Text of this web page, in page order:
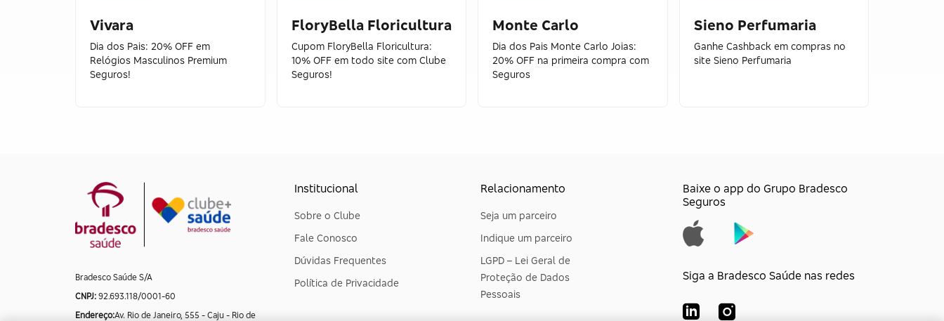
Vivara
Dia dos Pais: 20% OFF em
Relógios Masculinos Premium
Seguros!
FloryBella Floricultura
Cupom FloryBella Floricultura:
10% OFF em todo site com Clube
Seguros!
Monte Carlo
Dia dos Pais Monte Carlo Joias:
20% OFF na primeira compra com
Seguros
Sieno Perfumaria
Ganhe Cashback em compras no
site Sieno Perfumaria
Bradesco Saúde S/A
CNPJ: 92.693.118/0001-60
Endereço:Av. Rio de Janeiro, 555 - Caju - Rio de
Institucional
Sobre o Clube
Fale Conosco
Dúvidas Frequentes
Política de Privacidade
Relacionamento
Seja um parceiro
Indique um parceiro
LGPD – Lei Geral de
Proteção de Dados
Pessoais
Baixe o app do Grupo Bradesco
Seguros
Siga a Bradesco Saúde nas redes